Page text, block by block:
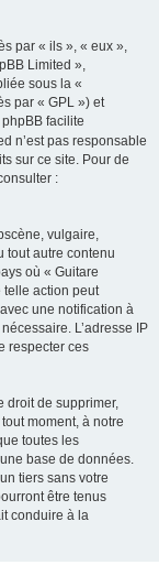
par « ils », « eux »,
Limited »,
sous la «
par « GPL ») et
facilite
n’est pas responsable
sur ce site. Pour de
:
vulgaire,
tout autre contenu
où « Guitare
telle action peut
une notification à
L’adresse IP
respecter ces
droit de supprimer,
moment, à notre
toutes les
base de données.
tiers sans votre
être tenus
conduire à la